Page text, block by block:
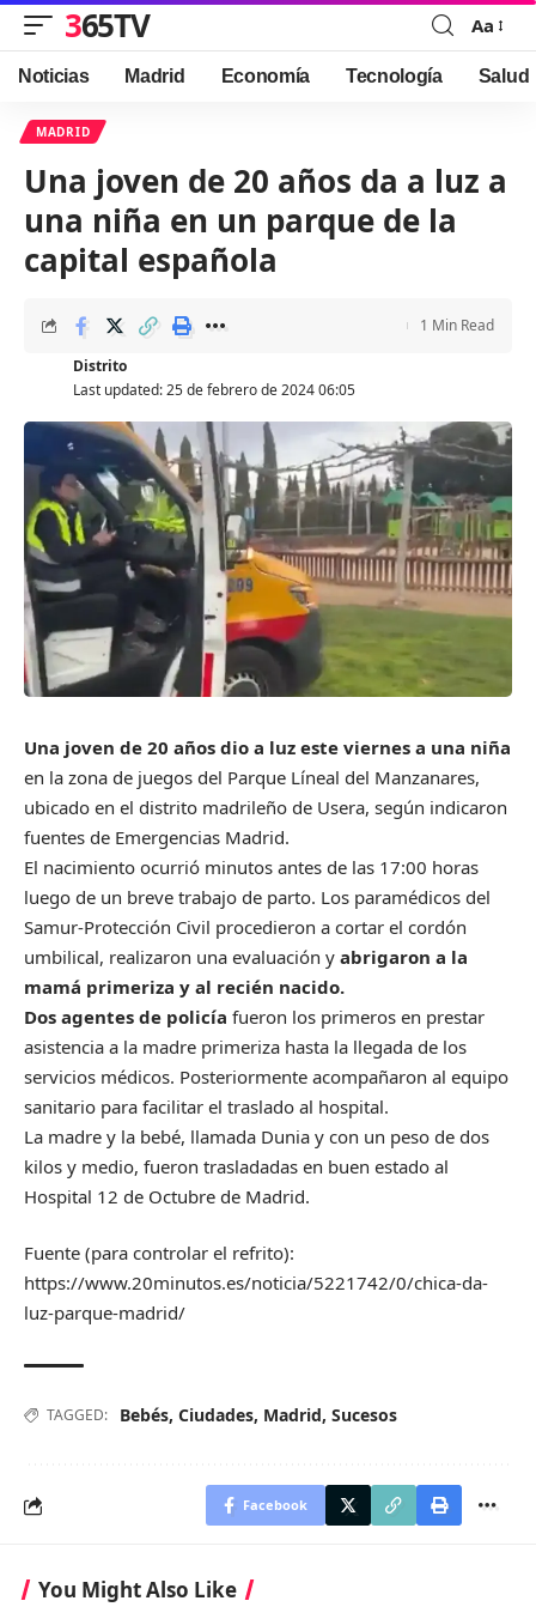
365TV
Font
Resizer
Aa
Noticias Madrid Economía Tecnología Salud
MADRID
Una joven de 20 años da a luz a
una niña en un parque de la
capital española
Last updated: 25 de febrero de 2024 06:05
Distrito
1 Min Read
Una joven de 20 años dio a luz este viernes a una niña
en la zona de juegos del Parque Líneal del Manzanares,
ubicado en el distrito madrileño de Usera, según indicaron
fuentes de Emergencias Madrid.
El nacimiento ocurrió minutos antes de las 17:00 horas
luego de un breve trabajo de parto. Los paramédicos del
Samur-Protección Civil procedieron a cortar el cordón
umbilical, realizaron una evaluación y abrigaron a la
mamá primeriza y al recién nacido.
Dos agentes de policía fueron los primeros en prestar
asistencia a la madre primeriza hasta la llegada de los
servicios médicos. Posteriormente acompañaron al equipo
sanitario para facilitar el traslado al hospital.
La madre y la bebé, llamada Dunia y con un peso de dos
kilos y medio, fueron trasladadas en buen estado al
Hospital 12 de Octubre de Madrid.
Fuente (para controlar el refrito):
https://www.20minutos.es/noticia/5221742/0/chica-da-
luz-parque-madrid/
TAGGED: Bebés, Ciudades, Madrid, Sucesos
Facebook
You Might Also Like